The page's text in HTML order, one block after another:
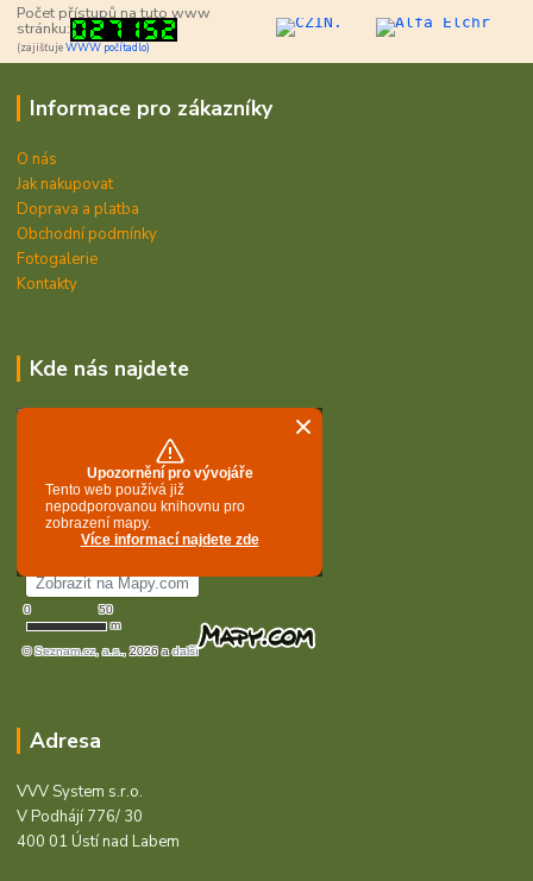
Počet přístupů na tuto www
stránku:
(zajišťujeWWW počítadlo)
Informace pro zákazníky
O nás
Jak nakupovat
Doprava a platba
Obchodní podmínky
Fotogalerie
Kontakty
Kde nás najdete
Adresa
VVV System s.r.o.
V Podhájí 776/ 30
400 01 Ústí nad Labem